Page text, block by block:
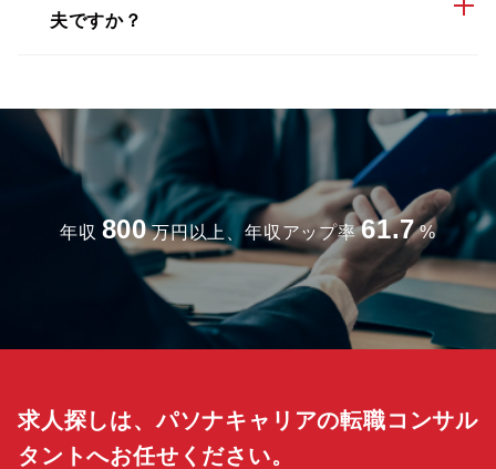
夫ですか？
年収 800 万円以上、年収アップ率 61.7 %
求人探しは、パソナキャリアの転職コンサル
タントへお任せください。